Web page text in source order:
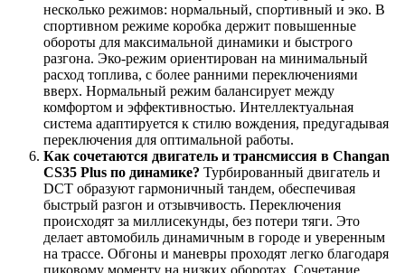
несколько режимов: нормальный, спортивный и эко. В
спортивном режиме коробка держит повышенные
обороты для максимальной динамики и быстрого
разгона. Эко-режим ориентирован на минимальный
расход топлива, с более ранними переключениями
вверх. Нормальный режим балансирует между
комфортом и эффективностью. Интеллектуальная
система адаптируется к стилю вождения, предугадывая
переключения для оптимальной работы.
Как сочетаются двигатель и трансмиссия в Changan
CS35 Plus по динамике? Турбированный двигатель и
DCT образуют гармоничный тандем, обеспечивая
быстрый разгон и отзывчивость. Переключения
происходят за миллисекунды, без потери тяги. Это
делает автомобиль динамичным в городе и уверенным
на трассе. Обгоны и маневры проходят легко благодаря
пиковому моменту на низких оборотах. Сочетание